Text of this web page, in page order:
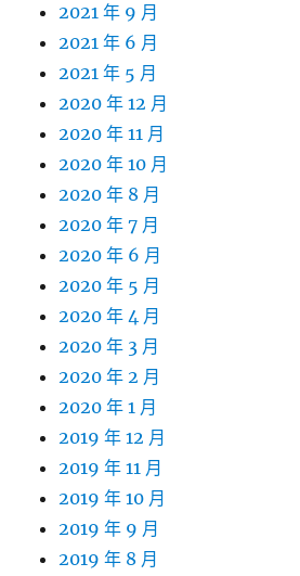
2021 年 9 月
2021 年 6 月
2021 年 5 月
2020 年 12 月
2020 年 11 月
2020 年 10 月
2020 年 8 月
2020 年 7 月
2020 年 6 月
2020 年 5 月
2020 年 4 月
2020 年 3 月
2020 年 2 月
2020 年 1 月
2019 年 12 月
2019 年 11 月
2019 年 10 月
2019 年 9 月
2019 年 8 月